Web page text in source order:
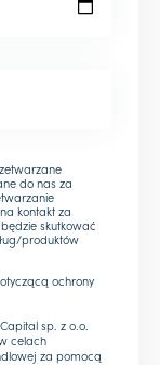
do nas za
kontakt za
skutkować
produktów
ochrony
sp. z o.o.
celach
za pomocą